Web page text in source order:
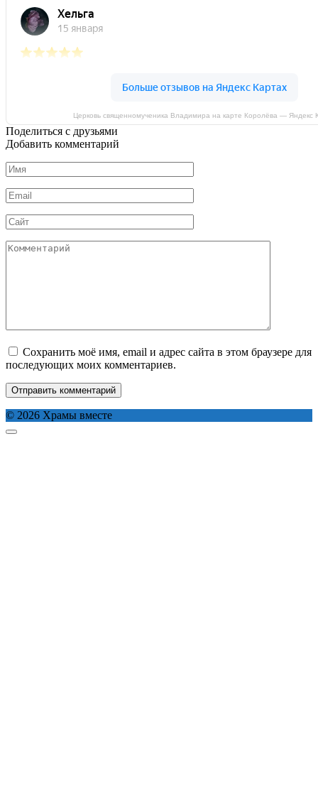
Церковь священномученика Владимира на карте Королёва — Яндекс
Поделиться с друзьями
Добавить комментарий
Имя
*
Email
*
Сайт
Комментарий
Сохранить моё имя, email и адрес сайта в этом браузере для
последующих моих комментариев.
© 2026 Храмы вместе